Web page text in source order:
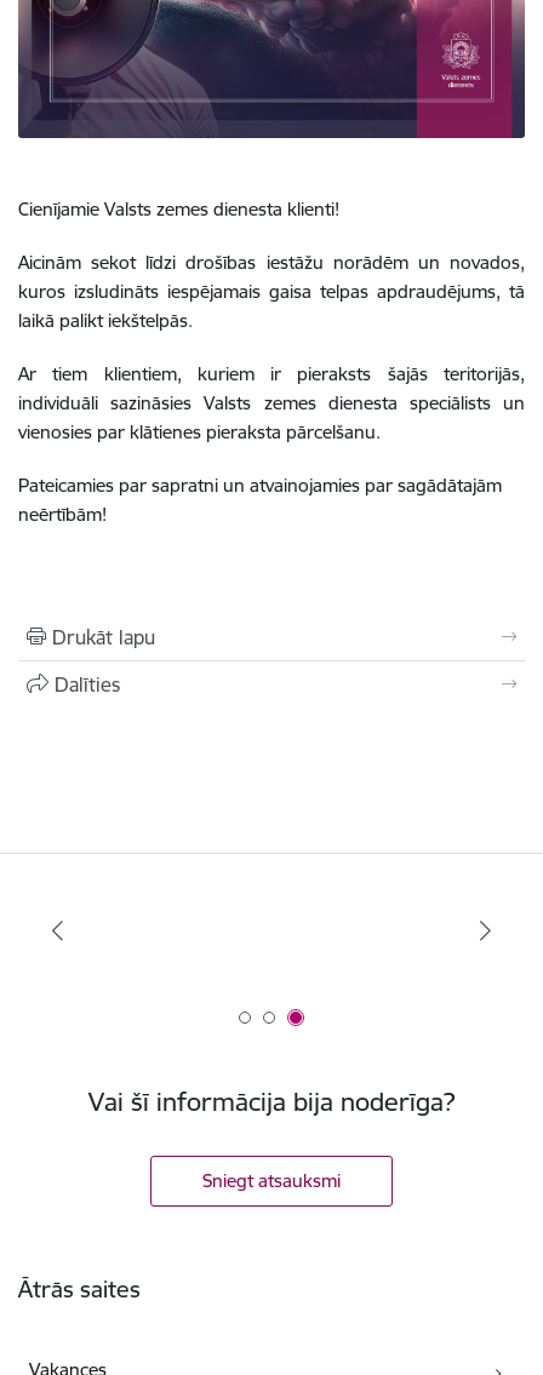
Cienījamie Valsts zemes dienesta klienti!
Aicinām sekot līdzi drošības iestāžu norādēm un novados,
kuros izsludināts iespējamais gaisa telpas apdraudējums, tā
laikā palikt iekštelpās.
Ar tiem klientiem, kuriem ir pieraksts šajās teritorijās,
individuāli sazināsies Valsts zemes dienesta speciālists un
vienosies par klātienes pieraksta pārcelšanu.
Pateicamies par sapratni un atvainojamies par sagādātajām
neērtībām!
Drukāt lapu
Dalīties
Vai šī informācija bija noderīga?
Sniegt atsauksmi
Ātrās saites
Vakances